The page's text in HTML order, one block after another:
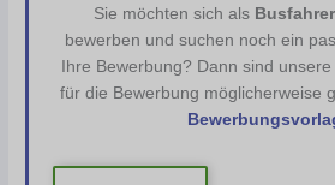
Sie möchten sich als
bewerben und suchen noch ein
Ihre Bewerbung? Dann sind
für die Bewerbung möglicherweise